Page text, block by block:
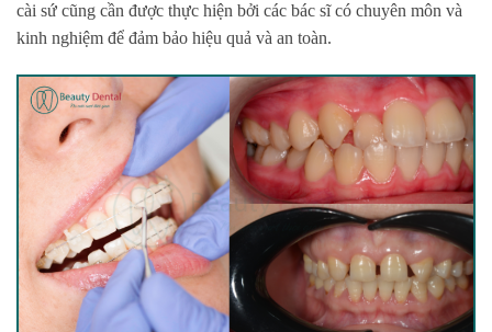
cài sứ cũng cần được thực hiện bởi các bác sĩ có chuyên môn và
kinh nghiệm để đảm bảo hiệu quả và an toàn.